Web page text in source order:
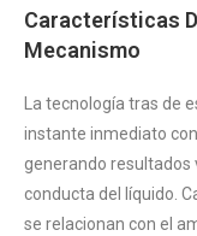
Características
Mecanismo
La tecnología tras de
instante inmediato
generando resultados
conducta del líquido.
se relacionan con el